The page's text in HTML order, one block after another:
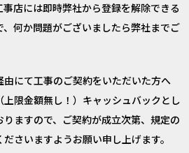
店には即時弊社から登録を解除できる
何か問題がございましたら弊社までご
にて工事のご契約をいただいた方へ
限金額無し！）キャッシュバックとし
ますので、ご契約が成立次第、規定の
さいますようお願い申し上げます。